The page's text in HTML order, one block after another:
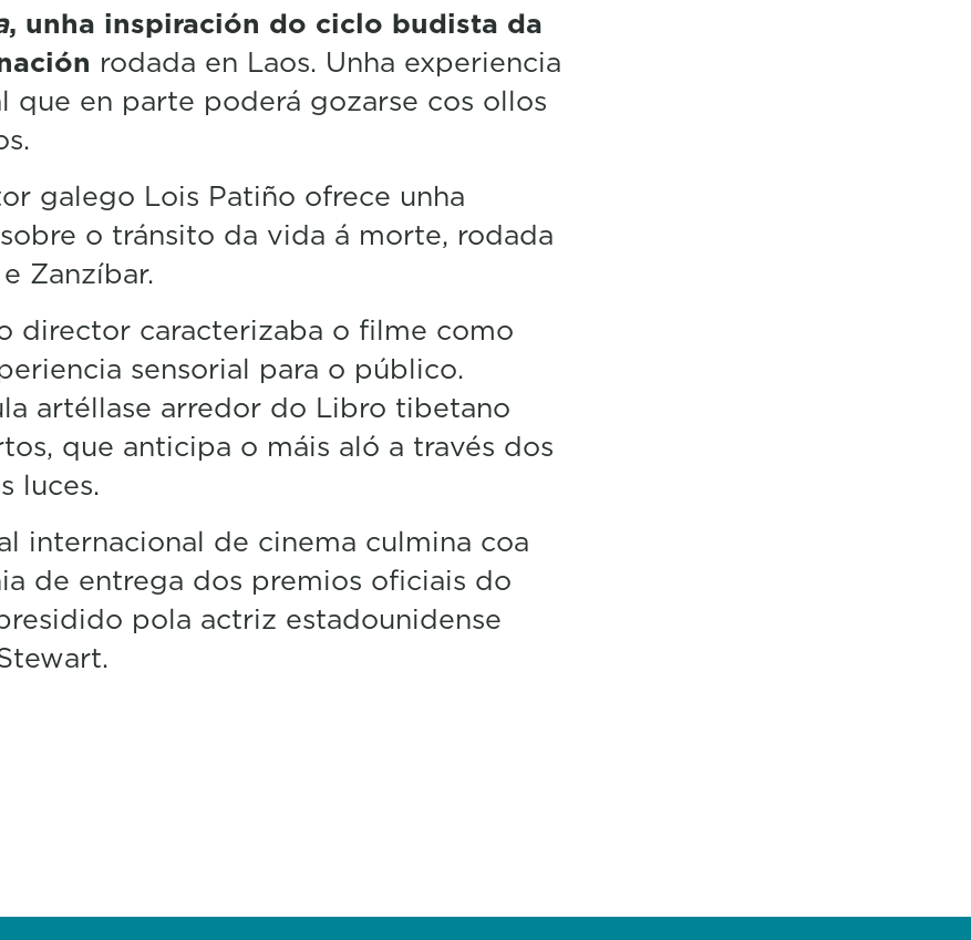
e
5
7
s
n
s
u
m
0
, unha inspiración do ciclo budista da
rodada en Laos. Unha experiencia
que en parte poderá gozarse cos ollos
galego Lois Patiño ofrece unha
o tránsito da vida á morte, rodada
Zanzíbar.
director caracterizaba o filme como
sensorial para o público.
artéllase arredor do Libro tibetano
que anticipa o máis aló a través dos
luces.
internacional de cinema culmina coa
de entrega dos premios oficiais do
pola actriz estadounidense